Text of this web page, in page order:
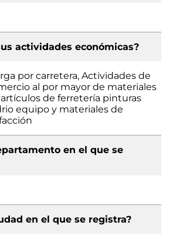
actividades económicas?
por carretera, Actividades de
al por mayor de materiales
de ferretería pinturas
equipo y materiales de
en el que se
en el que se registra?